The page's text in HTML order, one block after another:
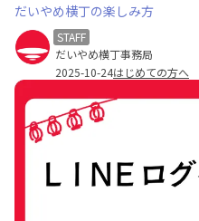
だいやめ横丁の楽しみ方
STAFF
だいやめ横丁事務局
2025-10-24はじめての方へ